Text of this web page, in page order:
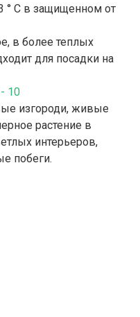
° C в защищенном от
в более теплых
для посадки на
10
изгороди, живые
растение в
интерьеров,
побеги.